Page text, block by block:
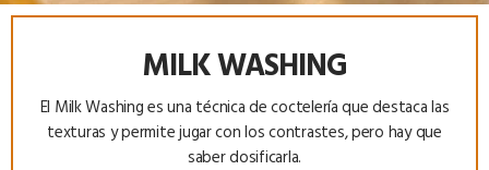
MILK WASHING
El Milk Washing es una técnica de coctelería que destaca las
texturas y permite jugar con los contrastes, pero hay que
saber dosificarla.